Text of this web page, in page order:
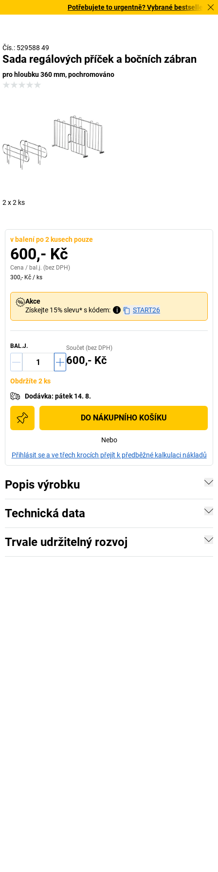
Potřebujete to urgentně? Vybrané bestsellery
Čís.: 529588 49
Sada regálových příček a bočních zábran
pro hloubku 360 mm, pochromováno
2 x 2 ks
v balení po 2 kusech pouze
600,- Kč
Cena / bal.j. (bez DPH)
300,- Kč / ks
Akce
Získejte 15% slevu* s kódem:
i START26
BAL.J. Součet (bez DPH)
600,- Kč
Obdržíte 2 ks
Dodávka: pátek 14. 8.
DO NÁKUPNÍHO KOŠÍKU
Nebo
Přihlásit se a ve třech krocích přejít k předběžné kalkulaci nákladů
Popis výrobku
Technická data
Trvale udržitelný rozvoj